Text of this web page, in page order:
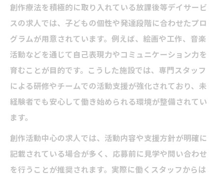
求人選びで重視すべき創作活動のポイント
放課後等デイサービス求人で比較する創作
療法
発達障害支援で求められる創作活動の力
放課後等デイサービス求人で重要な創作活
動力
は
創作活動が求人募集に与える影響と背景
求人情報で知る創作療法の専門性と役割
創作療法を積極的に取り入れている放課後等デイサービ
スの求人では、子どもの個性や発達段階に合わせたプロ
グラムが用意されています。例えば、絵画や工作、音楽
活動などを通じて自己表現力やコミュニケーション力を
育むことが目的です。こうした施設では、専門スタッフ
による研修やチームでの活動支援が強化されており、未
経験者でも安心して働き始められる環境が整備されてい
ます。
創作活動中心の求人では、活動内容や支援方針が明確に
記載されている場合が多く、応募前に見学や問い合わせ
を行うことが推奨されます。実際に働くスタッフからは